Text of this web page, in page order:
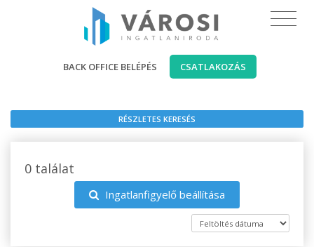
BACK OFFICE BELÉPÉS CSATLAKOZÁS
RÉSZLETES KERESÉS
0 találat
Ingatlanfigyelő beállítása